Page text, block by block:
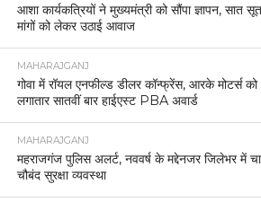
आशा कार्यकत्रियों ने मुख्यमंत्री को सौंपा ज्ञापन, सात
मांगों को लेकर उठाई आवाज
MAHARAJGANJ
गोवा में रॉयल एनफील्ड डीलर कॉन्फ्रेंस, आरके मोटर्स को
लगातार सातवीं बार हाईएस्ट PBA अवार्ड
MAHARAJGANJ
महराजगंज पुलिस अलर्ट, नववर्ष के मद्देनजर जिलेभर में
चौबंद सुरक्षा व्यवस्था